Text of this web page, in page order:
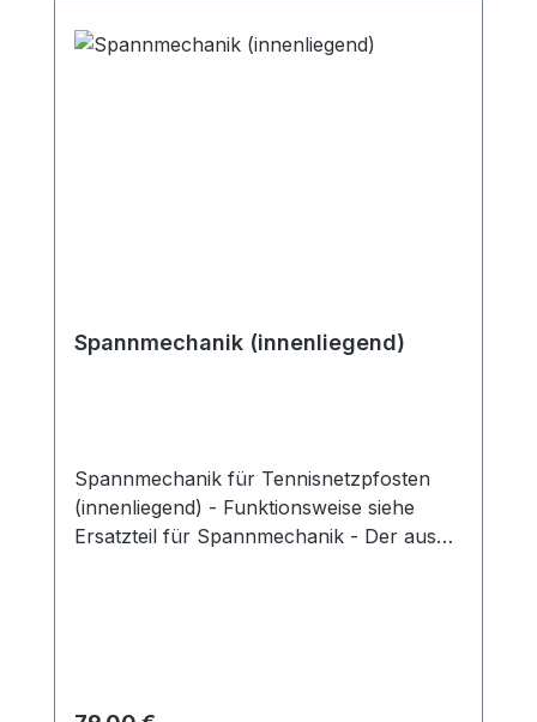
Spannmechanik (innenliegend)
Spannmechanik für Tennisnetzpfosten
(innenliegend) - Funktionsweise siehe
Ersatzteil für Spannmechanik - Der aus
Verbindung entsteht bei Kontakt mit